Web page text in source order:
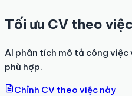
Tối ưu CV theo
AI phân tích mô tả công việc
phù hợp.
Chỉnh CV theo việc này